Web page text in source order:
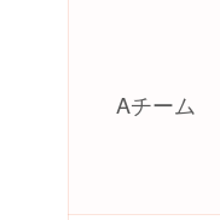
Aチーム